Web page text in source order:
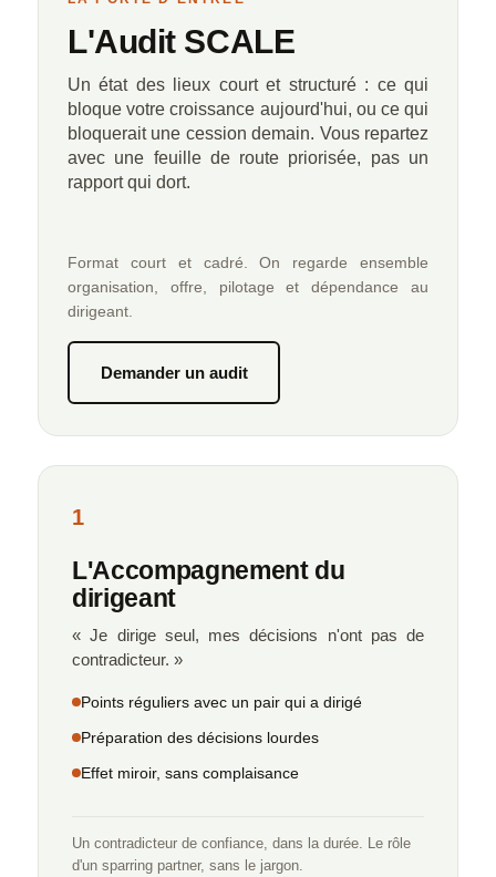
L'Audit SCALE
Un état des lieux court et structuré : ce qui
bloque votre croissance aujourd'hui, ou ce qui
bloquerait une cession demain. Vous repartez
avec une feuille de route priorisée, pas un
rapport qui dort.
Format court et cadré. On regarde ensemble
organisation, offre, pilotage et dépendance au
dirigeant.
Demander un audit
1
L'Accompagnement du
dirigeant
« Je dirige seul, mes décisions n'ont pas de
contradicteur. »
Points réguliers avec un pair qui a dirigé
Préparation des décisions lourdes
Effet miroir, sans complaisance
Un contradicteur de confiance, dans la durée. Le rôle
d'un sparring partner, sans le jargon.